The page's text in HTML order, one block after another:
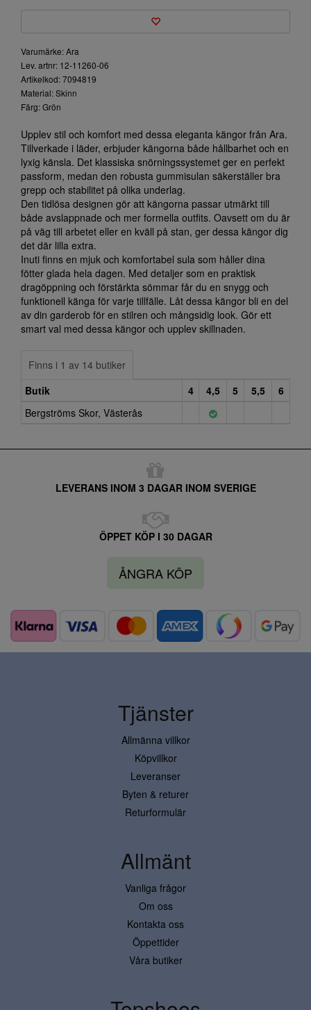
Varumärke: Ara
Lev. artnr: 12-11260-06
Artikelkod: 7094819
Material: Skinn
Färg: Grön
Upplev stil och komfort med dessa eleganta kängor från Ara.
Tillverkade i läder, erbjuder kängorna både hållbarhet och en
lyxig känsla. Det klassiska snörningssystemet ger en perfekt
passform, medan den robusta gummisulan säkerställer bra
grepp och stabilitet på olika underlag.
Den tidlösa designen gör att kängorna passar utmärkt till
både avslappnade och mer formella outfits. Oavsett om du är
på väg till arbetet eller en kväll på stan, ger dessa kängor dig
det där lilla extra.
Inuti finns en mjuk och komfortabel sula som håller dina
fötter glada hela dagen. Med detaljer som en praktisk
dragöppning och förstärkta sömmar får du en snygg och
funktionell känga för varje tillfälle. Låt dessa kängor bli en del
av din garderob för en stilren och mångsidig look. Gör ett
smart val med dessa kängor och upplev skillnaden.
Finns i 1 av 14 butiker
Butik
4 4,5 5 5,5
6
Bergströms Skor, Västerås
LEVERANS INOM 3 DAGAR INOM SVERIGE
ÖPPET KÖP I 30 DAGAR
ÅNGRA KÖP
Tjänster
Allmänna villkor
Köpvillkor
Leveranser
Byten & returer
Returformulär
Allmänt
Vanliga frågor
Om oss
Kontakta oss
Öppettider
Våra butiker